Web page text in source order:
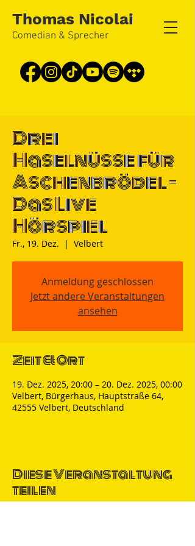
Thomas Nicolai
Comedian & Sprecher
Drei
Haselnüsse für
Aschenbrödel -
Das Live
Hörspiel
Fr., 19. Dez.
  |
Velbert
Anmeldung geschlossen
Jetzt andere Veranstaltungen
ansehen
Zeit & Ort
19. Dez. 2025, 20:00 – 20. Dez. 2025, 00:00
Velbert, Bürgerhaus, Hauptstraße 64,
42555 Velbert, Deutschland
Diese Veranstaltung
teilen